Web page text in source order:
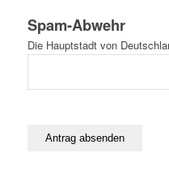
Spam-Abwehr
Die Hauptstadt von